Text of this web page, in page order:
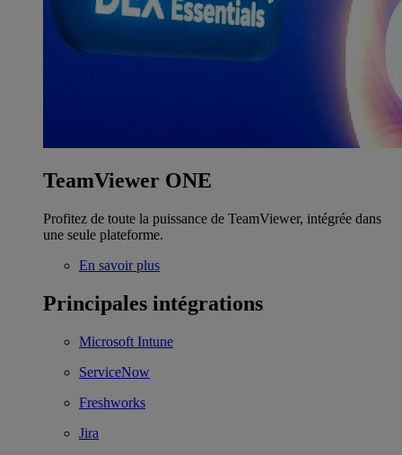
TeamViewer ONE
Profitez de toute la puissance de TeamViewer, intégrée dans
une seule plateforme.
En savoir plus
Principales intégrations
Microsoft Intune
ServiceNow
Freshworks
Jira